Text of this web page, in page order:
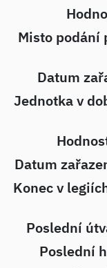
Misto podání
Datum
Jednotka v
Datum
Konec v
Poslední
Poslední